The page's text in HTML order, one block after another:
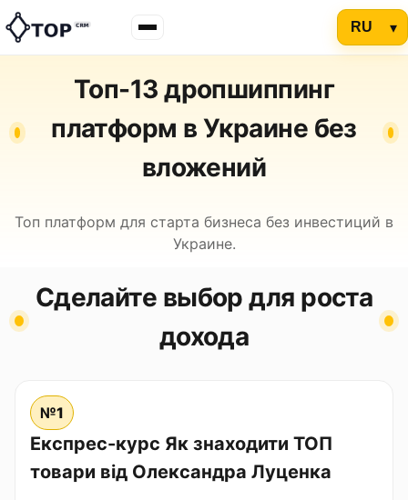
Топ-13 дропшиппинг
платформ в Украине без
вложений
Топ платформ для старта бизнеса без инвестиций в
Украине.
Сделайте выбор для роста
дохода
№1
Експрес-курс Як знаходити ТОП
товари від Олександра Луценка